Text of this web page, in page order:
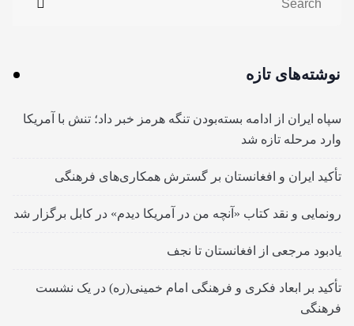
نوشته‌های تازه
سپاه ایران از ادامه بسته‌بودن تنگه هرمز خبر داد؛ تنش با آمریکا
وارد مرحله تازه شد
تأکید ایران و افغانستان بر گسترش همکاری‌های فرهنگی
رونمایی و نقد کتاب «آنچه من در آمریکا دیدم» در کابل برگزار شد
یادبود مرجعی از افغانستان تا نجف
تأکید بر ابعاد فکری و فرهنگی امام خمینی(ره) در یک نشست
فرهنگی